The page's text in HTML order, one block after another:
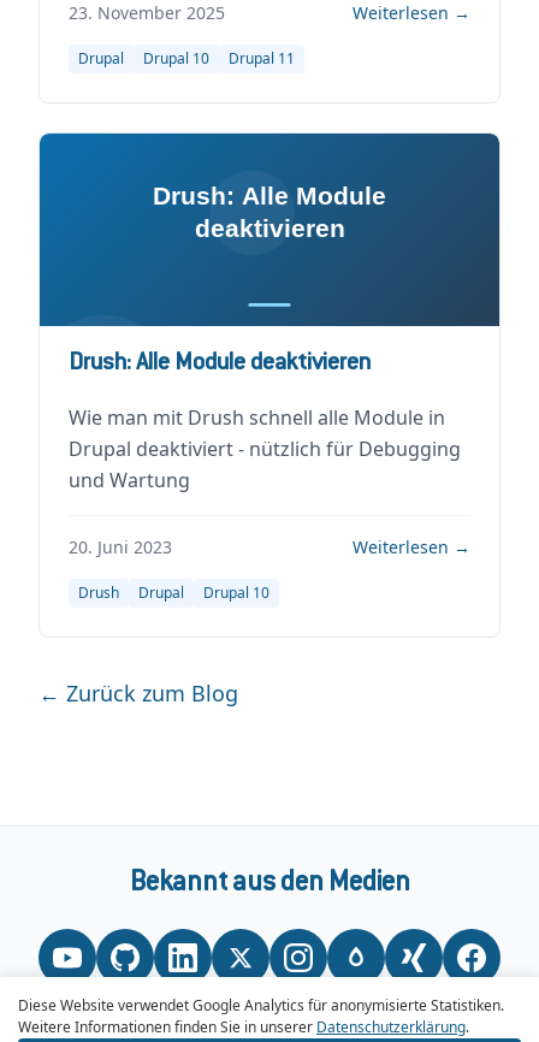
23. November 2025 Weiterlesen →
Drupal Drupal 10 Drupal 11
Drush: Alle Module deaktivieren
Wie man mit Drush schnell alle Module in
Drupal deaktiviert - nützlich für Debugging
und Wartung
20. Juni 2023 Weiterlesen →
Drush Drupal Drupal 10
← Zurück zum Blog
Bekannt aus den Medien
Diese Website verwendet Google Analytics für anonymisierte Statistiken.
Weitere Informationen finden Sie in unserer Datenschutzerklärung.